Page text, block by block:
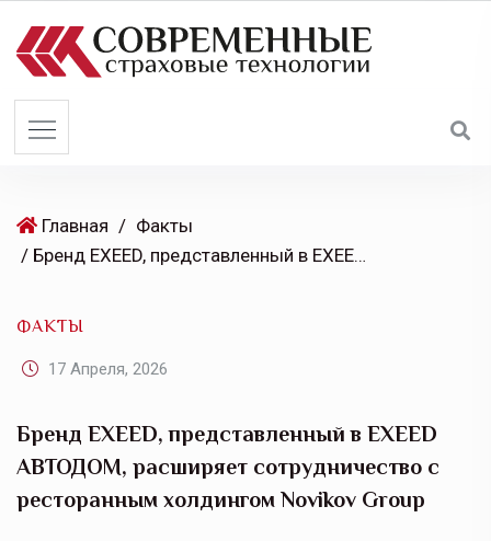
Главная / Факты
/ Бренд EXEED, представленный в EXEED АВТОДОМ, расширяет сотрудничество с ресторанным холдингом Novikov Group
ФАКТЫ
17 Апреля, 2026
Бренд EXEED, представленный в EXEED
АВТОДОМ, расширяет сотрудничество с
ресторанным холдингом Novikov Group